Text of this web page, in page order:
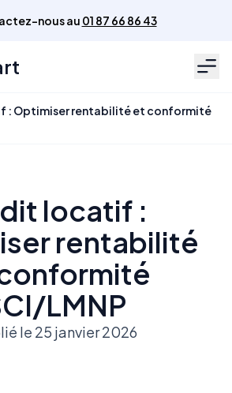
nous au 01 87 66 86 43
: Optimiser rentabilité et conformité
locatif :
rentabilité
LMNP
le 25 janvier 2026